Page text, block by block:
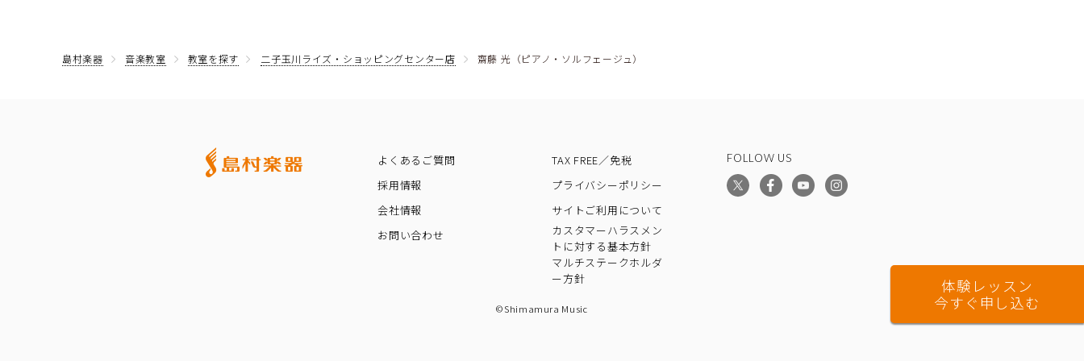
体験レッスン
今すぐ申し込む
島村楽器 音楽教室 教室を探す 二子玉川ライズ・ショッピングセンター店 齋藤 光（ピアノ・ソルフェージュ）
よくあるご質問
採用情報
会社情報
お問い合わせ
TAX FREE／免税
プライバシーポリシー
サイトご利用について
カスタマーハラスメン
トに対する基本方針
マルチステークホルダ
ー方針
FOLLOW US
©Shimamura Music